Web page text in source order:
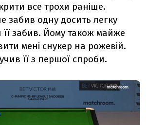
все трохи раніше.
забив одну досить легку
її забив. Йому також майже
мені снукер на рожевій.
її з першої спроби.